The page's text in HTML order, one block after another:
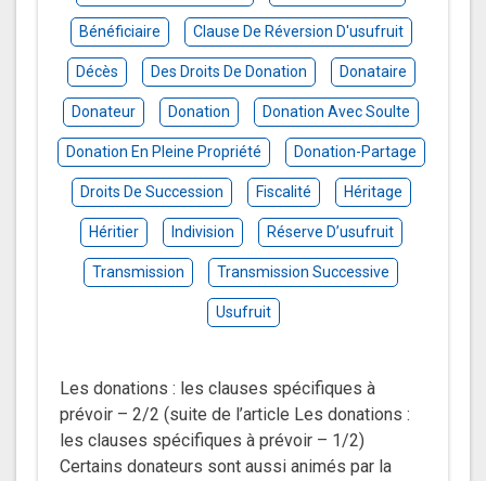
Bénéficiaire Clause De Réversion D'usufruit
Décès Des Droits De Donation Donataire
Donateur Donation Donation Avec Soulte
Donation En Pleine Propriété Donation-Partage
Droits De Succession Fiscalité Héritage
Héritier Indivision Réserve D’usufruit
Transmission Transmission Successive
Usufruit
Les donations : les clauses spécifiques à
prévoir – 2/2 (suite de l’article Les donations :
les clauses spécifiques à prévoir – 1/2)
Certains donateurs sont aussi animés par la